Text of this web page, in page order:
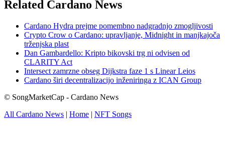
Related Cardano News
Cardano Hydra prejme pomembno nadgradnjo zmogljivosti
Crypto Crow o Cardano: upravljanje, Midnight in manjkajoča
trženjska plast
Dan Gambardello: Kripto bikovski trg ni odvisen od
CLARITY Act
Intersect zamrzne obseg Dijkstra faze 1 s Linear Leios
Cardano širi decentralizacijo inženiringa z ICAN Group
© SongMarketCap - Cardano News
All Cardano News | Home | NFT Songs